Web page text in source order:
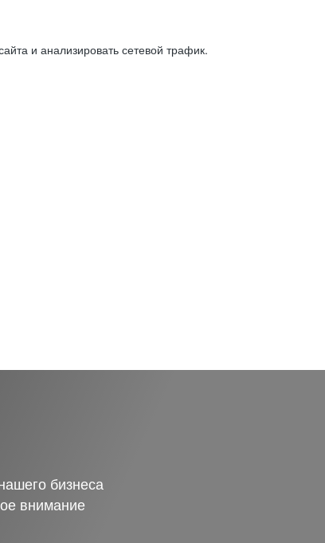
и анализировать сетевой трафик.
бизнеса
внимание